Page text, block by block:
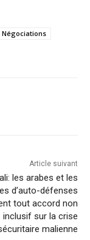
Négociations
Article suivant
les arabes et les
d’auto-défenses
tout accord non
inclusif sur la crise
malienne